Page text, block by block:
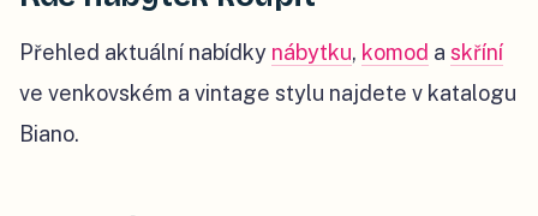
Přehled aktuální nabídky nábytku, komod a skříní
ve venkovském a vintage stylu najdete v katalogu
Biano.